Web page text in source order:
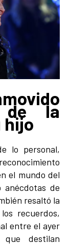
la
hijo
lo personal,
el mundo del
anécdotas de
resaltó la
recuerdos,
entre el ayer
destilan